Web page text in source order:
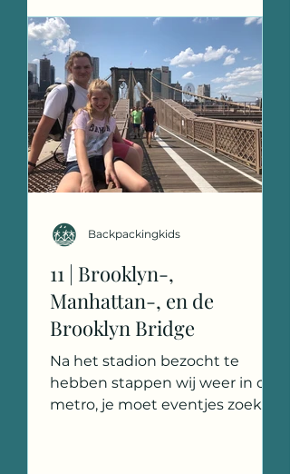
11 | Brooklyn-,
Manhattan-, en de
Brooklyn Bridge
Na het stadion bezocht te
hebben stappen wij weer in de
metro, je moet eventjes zoeken
Backpackingkids